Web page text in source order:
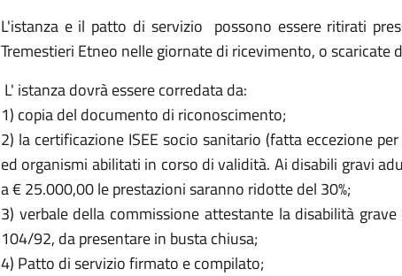
L'istanza e il patto di servizio possono essere ritirati
Tremestieri Etneo nelle giornate di ricevimento, o scaricate
L' istanza dovrà essere corredata da:
1) copia del documento di riconoscimento;
2) la certificazione ISEE socio sanitario (fatta eccezione
ed organismi abilitati in corso di validità. Ai disabili gravi
a € 25.000,00 le prestazioni saranno ridotte del 30%;
3) verbale della commissione attestante la disabilità
104/92, da presentare in busta chiusa;
4) Patto di servizio firmato e compilato;